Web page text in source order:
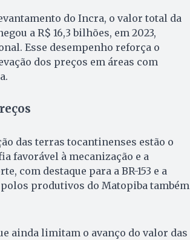
do Incra, o valor total da
a R$ 16,3 bilhões, em 2023,
Esse desempenho reforça o
dos preços em áreas com
das terras tocantinenses estão o
favorável à mecanização e a
com destaque para a BR-153 e a
produtivos do Matopiba também
ainda limitam o avanço do valor das